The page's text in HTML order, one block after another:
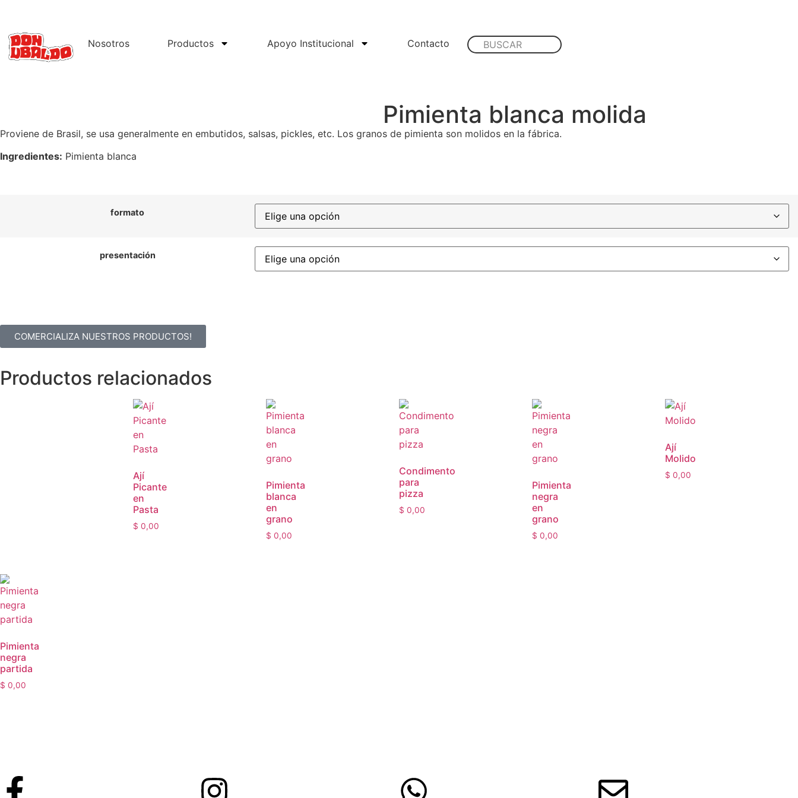
Nosotros Productos Apoyo Institucional Contacto
Pimienta blanca molida
Proviene de Brasil, se usa generalmente en embutidos, salsas, pickles, etc. Los granos de pimienta son molidos en la fábrica.
Ingredientes: Pimienta blanca
formato
presentación
COMERCIALIZA NUESTROS PRODUCTOS!
Productos relacionados
Ají
Picante
en
Pasta
$ 0,00
Pimienta
blanca
en
grano
$ 0,00
Condimento
para
pizza
$ 0,00
Pimienta
negra
en
grano
$ 0,00
Ají
Molido
$ 0,00
Pimienta
negra
partida
$ 0,00